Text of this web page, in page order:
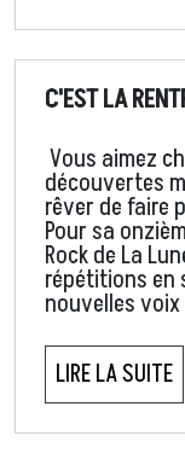
C'EST LA
Vous aimez
découvertes
rêver de faire
Pour sa
Rock de La
répétitions en
nouvelles voix
LIRE LA SUITE